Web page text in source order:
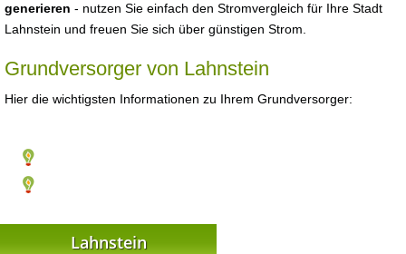
generieren - nutzen Sie einfach den Stromvergleich für Ihre Stadt
Lahnstein und freuen Sie sich über günstigen Strom.
Grundversorger von Lahnstein
Hier die wichtigsten Informationen zu Ihrem Grundversorger:
Lahnstein